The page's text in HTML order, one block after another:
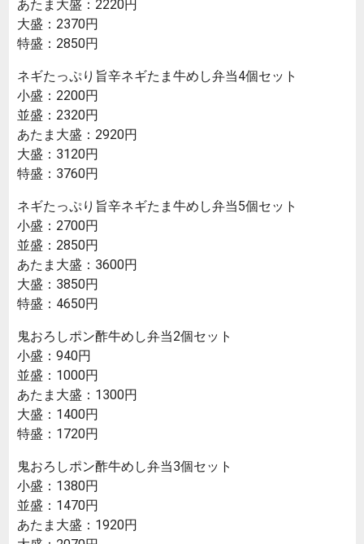
あたま大盛：2220円
大盛：2370円
特盛：2850円
ネギたっぷり旨辛ネギたま牛めし弁当4個セット
小盛：2200円
並盛：2320円
あたま大盛：2920円
大盛：3120円
特盛：3760円
ネギたっぷり旨辛ネギたま牛めし弁当5個セット
小盛：2700円
並盛：2850円
あたま大盛：3600円
大盛：3850円
特盛：4650円
鬼おろしポン酢牛めし弁当2個セット
小盛：940円
並盛：1000円
あたま大盛：1300円
大盛：1400円
特盛：1720円
鬼おろしポン酢牛めし弁当3個セット
小盛：1380円
並盛：1470円
あたま大盛：1920円